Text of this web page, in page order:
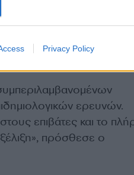
Privacy Policy
ερευνών.
επιβάτες και το
πρόσθεσε ο